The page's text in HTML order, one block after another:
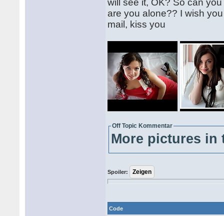
will see it, OK? So can
are you alone?? I wish
mail, kiss you
Off Topic Kommentar
More pictures in
Spoiler:
Code